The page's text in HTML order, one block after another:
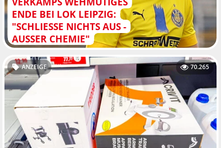
ENDE BEI LOK LEIPZIG:
"SCHLIESSE NICHTS AUS - A
USSER CHEMIE"
ANZEIGE 70.265